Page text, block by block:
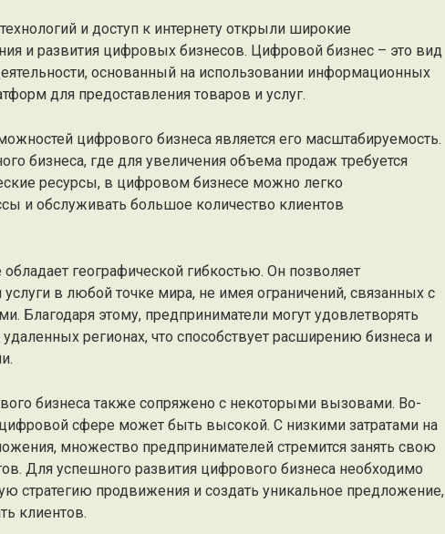
и доступ к интернету открыли широкие
и развития цифровых бизнесов. Цифровой бизнес – это вид
основанный на использовании информационных
для предоставления товаров и услуг.
цифрового бизнеса является его масштабируемость.
бизнеса, где для увеличения объема продаж требуется
ресурсы, в цифровом бизнесе можно легко
и обслуживать большое количество клиентов
географической гибкостью. Он позволяет
в любой точке мира, не имея ограничений, связанных с
Благодаря этому, предприниматели могут удовлетворять
регионах, что способствует расширению бизнеса и
бизнеса также сопряжено с некоторыми вызовами. Во-
сфере может быть высокой. С низкими затратами на
множество предпринимателей стремится занять свою
Для успешного развития цифрового бизнеса необходимо
стратегию продвижения и создать уникальное предложение,
клиентов.